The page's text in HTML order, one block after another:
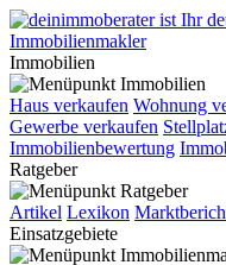
Immobilien
Haus verkaufen Wohnung
Gewerbe verkaufen
Immobilienbewertung
Ratgeber
Artikel Lexikon
Einsatzgebiete